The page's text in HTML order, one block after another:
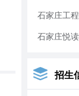
石家庄悦
招生